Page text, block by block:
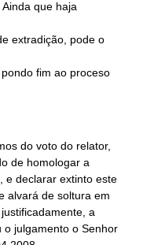
do voto do relator,
de homologar a
e declarar extinto este
alvará de soltura em
a
o julgamento o Senhor